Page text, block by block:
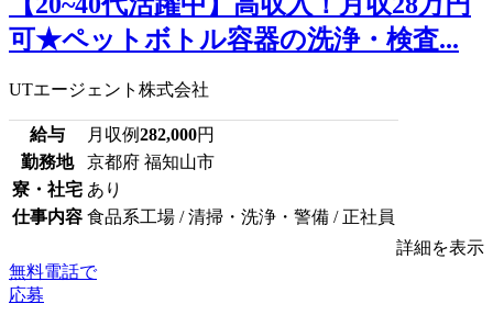
可★ペットボトル容器の洗浄・検査...
UTエージェント株式会社
給与 月収例282,000円
勤務地
京都府 福知山市
寮・社宅 あり
仕事内容 食品系工場 / 清掃・洗浄・警備 / 正社員
詳細を表示
無料電話で
応募